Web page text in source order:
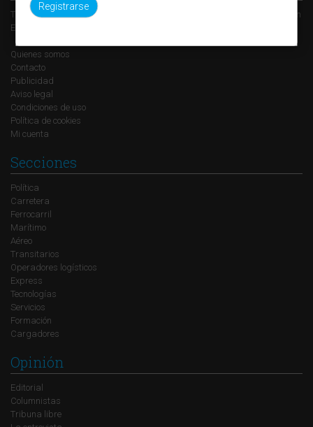
Transporte XXI es el periódico de referencia del transporte y la logística en
España, perteneciente al Grupo XXI de Comunicación Empresarial.
Quienes somos
Contacto
Publicidad
Aviso legal
Condiciones de uso
Política de cookies
Mi cuenta
Secciones
Política
Carretera
Ferrocarril
Marítimo
Aéreo
Transitarios
Operadores logísticos
Express
Tecnologías
Servicios
Formación
Cargadores
Opinión
Editorial
Columnistas
Tribuna libre